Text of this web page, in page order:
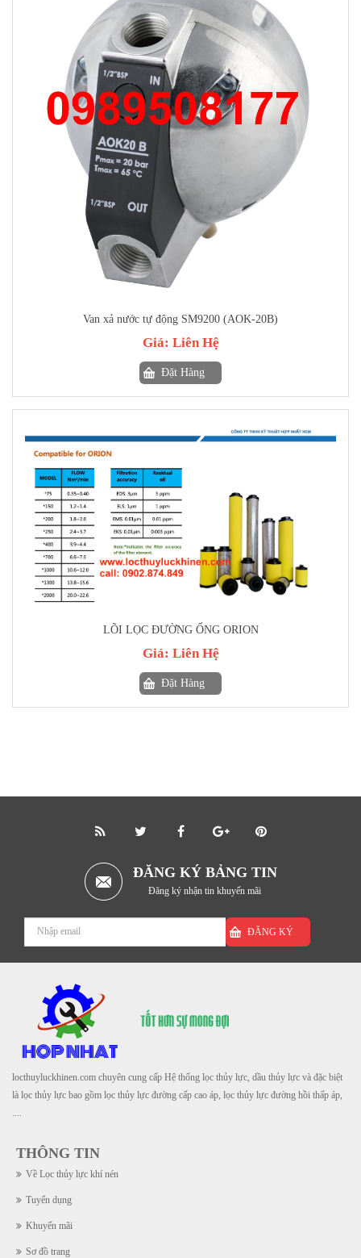
Van xả nước tự động SM9200 (AOK-20B)
Giá: Liên Hệ
Đặt Hàng
LÕI LỌC ĐƯỜNG ỐNG ORION
Giá: Liên Hệ
Đặt Hàng
ĐĂNG KÝ BẢNG TIN
Đăng ký nhận tin khuyến mãi
ĐĂNG KÝ
locthuyluckhinen.com chuyên cung cấp Hệ thống lọc thủy lực, dầu thủy lực và đặc biệt
là lọc thủy lực bao gồm lọc thủy lực đường cấp cao áp, lọc thủy lực đường hồi thấp áp,
....
THÔNG TIN
Về Lọc thủy lực khí nén
Tuyển dụng
Khuyến mãi
Sơ đồ trang